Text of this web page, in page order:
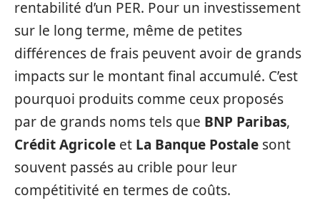
rentabilité d’un PER. Pour un investissement
sur le long terme, même de petites
différences de frais peuvent avoir de grands
impacts sur le montant final accumulé. C’est
pourquoi produits comme ceux proposés
par de grands noms tels que BNP Paribas,
Crédit Agricole et La Banque Postale sont
souvent passés au crible pour leur
compétitivité en termes de coûts.